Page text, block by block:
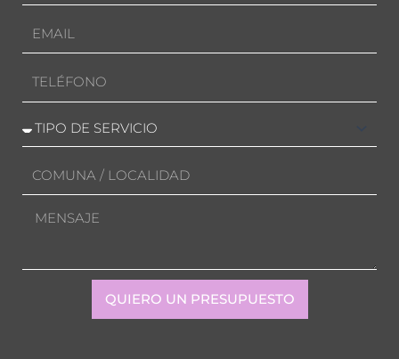
f
Teléfono
Servicio
solicitado
Comuna/Localidad
Mensaje
QUIERO UN PRESUPUESTO